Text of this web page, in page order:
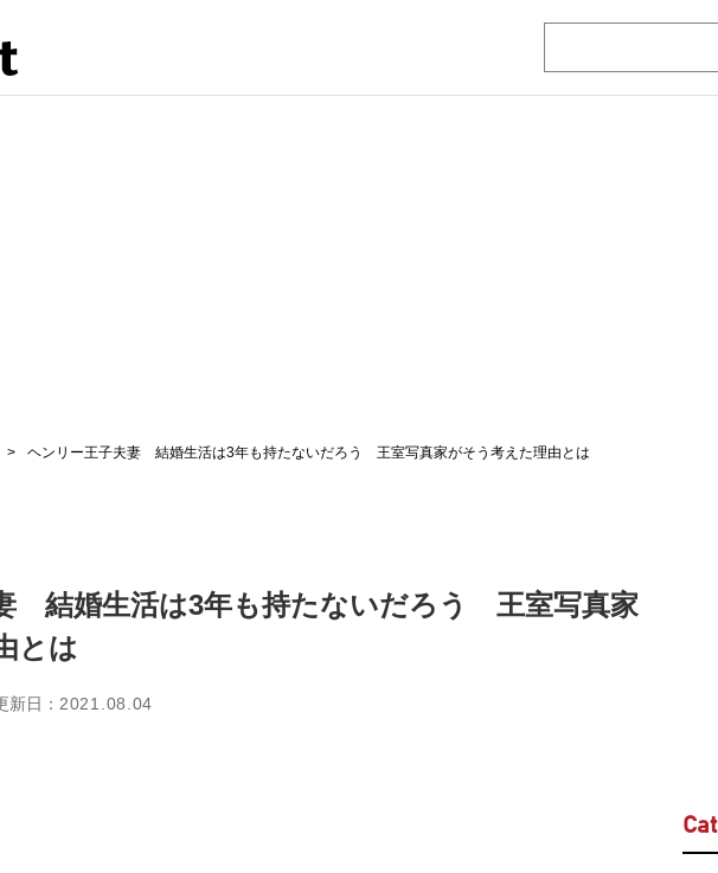
ヘンリー王子夫妻 結婚生活は3年も持たないだろう 王室写真家がそう考えた理由とは
結婚生活は3年も持たないだろう 王室写真家
とは
新日： 2021.08.04